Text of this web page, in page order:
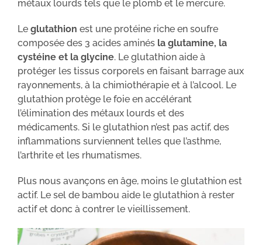
métaux lourds tels que le plomb et le mercure.
Le glutathion est une protéine riche en soufre
composée des 3 acides aminés la glutamine, la
cystéine et la glycine. Le glutathion aide à
protéger les tissus corporels en faisant barrage aux
rayonnements, à la chimiothérapie et à l’alcool. Le
glutathion protège le foie en accélérant
l’élimination des métaux lourds et des
médicaments. Si le glutathion n’est pas actif, des
inflammations surviennent telles que l’asthme,
l’arthrite et les rhumatismes.
Plus nous avançons en âge, moins le glutathion est
actif. Le sel de bambou aide le glutathion à rester
actif et donc à contrer le vieillissement.